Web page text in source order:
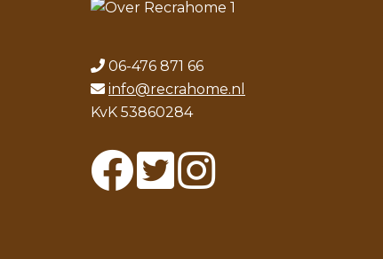
06-476 871 66
info@recrahome.nl
KvK 53860284